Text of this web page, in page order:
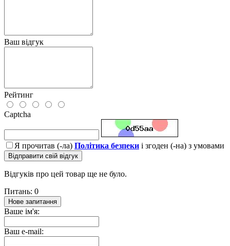
Ваш відгук
Рейтинг
Captcha
Я прочитав (-ла) Політика безпеки і згоден (-на) з умовами
Відправити свій відгук
Відгуків про цей товар ще не було.
Питань: 0
Нове запитання
Ваше ім'я:
Ваш e-mail: